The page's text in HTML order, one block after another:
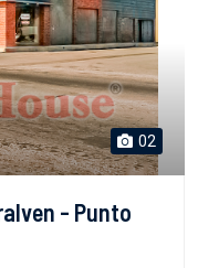
02
- Punto